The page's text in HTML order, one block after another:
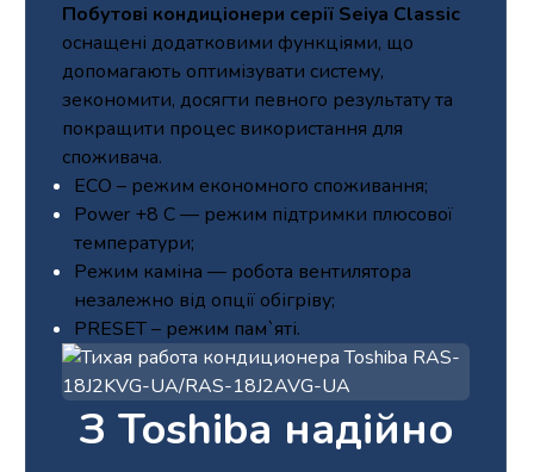
Побутові кондиціонери серії Seiya Classic
оснащені додатковими функціями, що
допомагають оптимізувати систему,
зекономити, досягти певного результату та
покращити процес використання для
споживача.
ECO – режим економного споживання;
Power +8 С — режим підтримки плюсової
температури;
Режим каміна — робота вентилятора
незалежно від опції обігріву;
PRESET – режим пам`яті.
З Toshiba надійно